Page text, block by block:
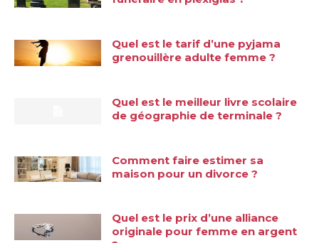
Quel est le tarif d’une pyjama
grenouillère adulte femme ?
Quel est le meilleur livre scolaire
de géographie de terminale ?
Comment faire estimer sa
maison pour un divorce ?
Quel est le prix d’une alliance
originale pour femme en argent